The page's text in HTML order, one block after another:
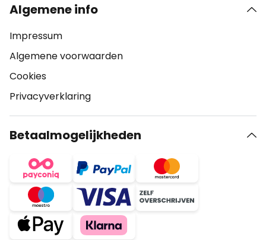
Algemene info
Impressum
Algemene voorwaarden
Cookies
Privacyverklaring
Betaalmogelijkheden